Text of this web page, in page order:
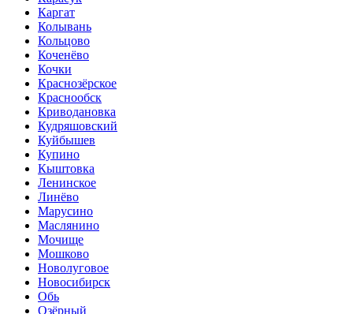
Каргат
Колывань
Кольцово
Коченёво
Кочки
Краснозёрское
Краснообск
Криводановка
Кудряшовский
Куйбышев
Купино
Кыштовка
Ленинское
Линёво
Марусино
Маслянино
Мочище
Мошково
Новолуговое
Новосибирск
Обь
Озёрный